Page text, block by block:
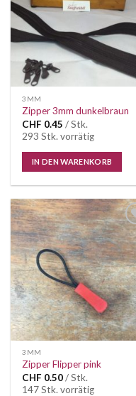
3MM
Zipper 3mm dunkelbraun
CHF 0.45 / Stk.
293 Stk. vorrätig
IN DEN WARENKORB
Auf die
3MM
Zipper Flipper pink
CHF 0.50/ Stk.
147 Stk. vorrätig